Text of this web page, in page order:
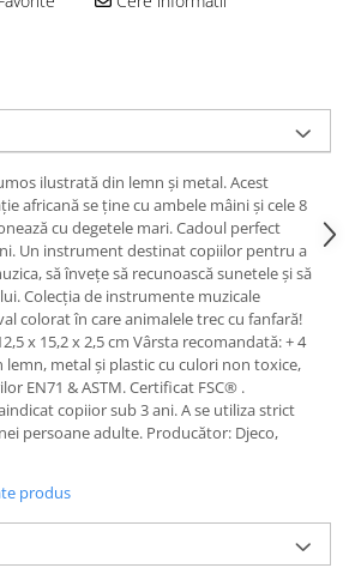
ilustrată din lemn și metal. Acest
africană se ține cu ambele mâini și cele 8
cu degetele mari. Cadoul perfect
Un instrument destinat copiilor pentru a
să învețe să recunoască sunetele și să
Colecția de instrumente muzicale
colorat în care animalele trec cu fanfară!
x 15,2 x 2,5 cm Vârsta recomandată: + 4
metal și plastic cu culori non toxice,
EN71 & ASTM. Certificat FSC® .
copiior sub 3 ani. A se utiliza strict
persoane adulte. Producător: Djeco,
produs